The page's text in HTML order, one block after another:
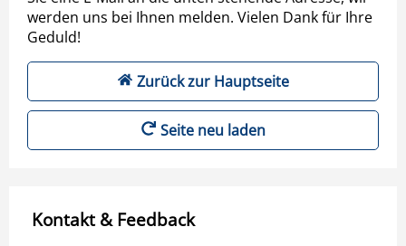
werden uns bei Ihnen melden. Vielen Dank für Ihre
Geduld!
Zurück zur Hauptseite
Seite neu laden
Kontakt & Feedback